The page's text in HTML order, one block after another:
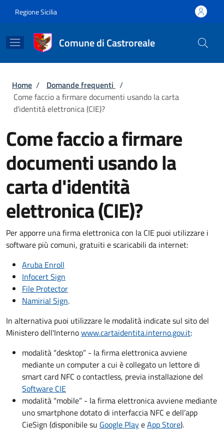
Regione Sicilia
Comune di Castroreale
Briciole di pane
Home / Domande frequenti /
Come faccio a firmare documenti usando la carta
d'identità elettronica (CIE)?
Come faccio a firmare
documenti usando la
carta d'identità
elettronica (CIE)?
Per apporre una firma elettronica con la CIE puoi utilizzare i
software più comuni, gratuiti e scaricabili da internet:
Aruba Enroll
Infocert Sign
File Protector
Namirial Sign.
In alternativa puoi utilizzare le modalità indicate sul sito del
Ministero dell'Internowww.cartaidentita.interno.gov.it:
modalità “desktop” - la firma elettronica avviene
mediante un computer a cui è collegato un lettore di
smart card NFC o contactless, previa installazione del
Software CIE
modalità “mobile” - la firma elettronica avviene mediante
uno smartphone dotato di interfaccia NFC e dell’app
CieSign (disponibile su Google PlayeApp Store).